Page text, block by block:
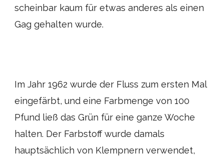
scheinbar kaum für etwas anderes als einen
Gag gehalten wurde.
Im Jahr 1962 wurde der Fluss zum ersten Mal
eingefärbt, und eine Farbmenge von 100
Pfund ließ das Grün für eine ganze Woche
halten. Der Farbstoff wurde damals
hauptsächlich von Klempnern verwendet,